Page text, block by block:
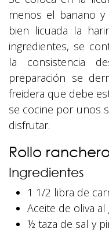
menos el banano y
bien licuada la
ingredientes, se
la consistencia
preparación se
freidera que debe
se cocine por unos
disfrutar.
Rollo
Ingredientes
1 1/2 libra de
Aceite de oliva
½ taza de sal y